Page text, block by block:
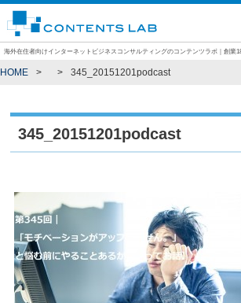
海外在住者向けインターネットビジネスコンサルティングのコンテンツラボ｜創業
HOME 345_20151201podcast
345_20151201podcast